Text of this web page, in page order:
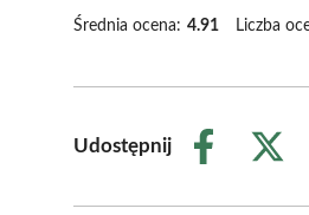
Średnia ocena: 4.91 Liczba
Udostępnij
Share
Share